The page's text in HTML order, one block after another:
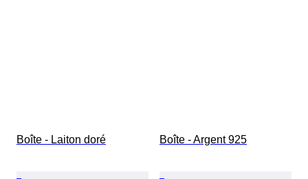
Boîte - Laiton doré Boîte - Argent 925